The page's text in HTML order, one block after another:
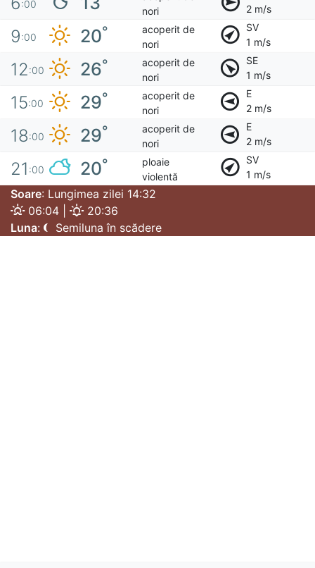
:00
nori
2 m/s
9:00 20°
acoperit de
nori
SV
1 m/s
12:00 26°
acoperit de
nori
SE
1 m/s
15:00 29°
acoperit de
nori
E
2 m/s
18:00 29°
acoperit de
nori
E
2 m/s
21 :00 20°
ploaie
violentă
SV
1 m/s
Soare: Lungimea zilei 14:32
06:04 |
20:36
Luna: Semiluna în scădere